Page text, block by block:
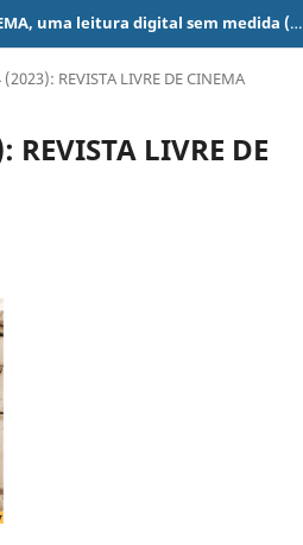
REVISTA LIVRE DE CINEMA, uma leitura digital sem medida (super 8, 16, 35, 70 mm, ...)
REVISTA LIVRE DE CINEMA
REVISTA LIVRE DE